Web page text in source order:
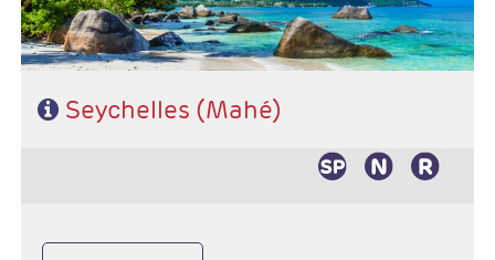
Seychelles (Mahé)